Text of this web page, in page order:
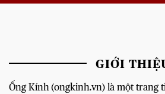
GIỚI
Ống Kính (ongkinh.vn) là một trang